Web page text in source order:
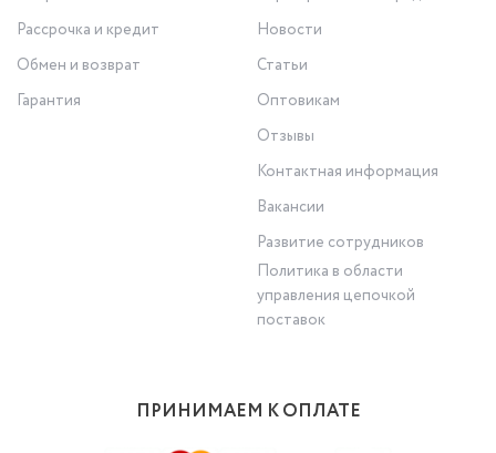
Рассрочка и кредит
Обмен и возврат
Гарантия
Новости
Статьи
Оптовикам
Отзывы
Контактная информация
Вакансии
Развитие сотрудников
Политика в области
управления цепочкой
поставок
ПРИНИМАЕМ К ОПЛАТЕ